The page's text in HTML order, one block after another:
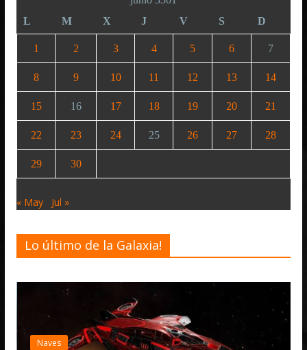
L
M X J V S D
1 2 3 4 5 6 7
8 9 10 11 12 13 14
15 16 17 18 19 20 21
22 23 24 25 26 27 28
29 30
« May Jul »
Lo último de la Galaxia!
Naves